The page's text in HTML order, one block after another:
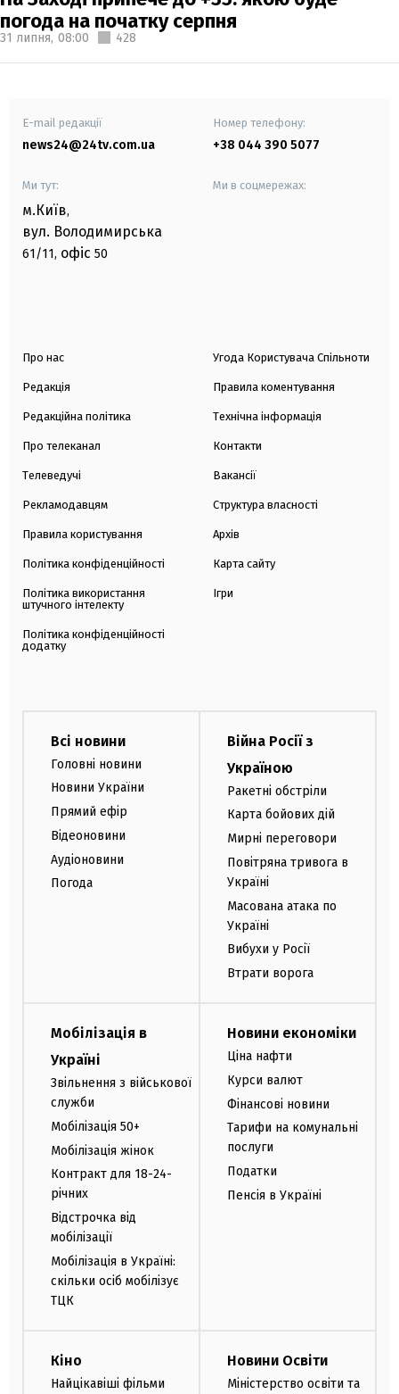
погода на початку серпня
31 липня, 08:00 428
E-mail редакції
news24@24tv.com.ua
Номер телефону:
+38 044 390 5077
Ми тут:
м.Київ,
вул. Володимирська
61/11, офіс 50
Ми в соцмережах:
Про нас
Редакція
Редакційна політика
Про телеканал
Телеведучі
Рекламодавцям
Правила користування
Політика конфіденційності
Політика використання
штучного інтелекту
Політика конфіденційності
додатку
Угода Користувача Спільноти
Правила коментування
Технічна інформація
Контакти
Вакансії
Структура власності
Архів
Карта сайту
Ігри
Всі новини
Головні новини
Новини України
Прямий ефір
Відеоновини
Аудіоновини
Погода
Війна Росії з
Україною
Ракетні обстріли
Карта бойових дій
Мирні переговори
Повітряна тривога в
Україні
Масована атака по
Україні
Вибухи у Росії
Втрати ворога
Мобілізація в
Україні
Звільнення з військової
служби
Мобілізація 50+
Мобілізація жінок
Контракт для 18-24-
річних
Відстрочка від
мобілізації
Мобілізація в Україні:
скільки осіб мобілізує
ТЦК
Новини економіки
Ціна нафти
Курси валют
Фінансові новини
Тарифи на комунальні
послуги
Податки
Пенсія в Україні
Кіно
Найцікавіші фільми
Новини Освіти
Міністерство освіти та